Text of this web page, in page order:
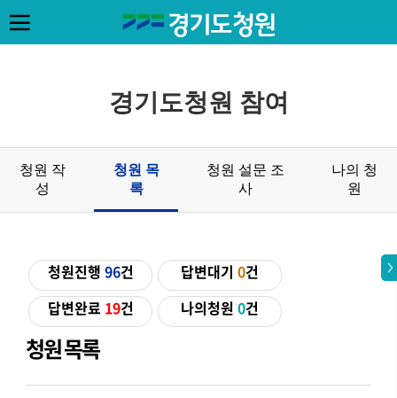
경기도청원 참여
청원 작
성
청원 목
록
청원 설문 조
사
나의 청
원
청원 목록
청원진행 96건 답변대기0건
답변완료 19건 나의청원0건